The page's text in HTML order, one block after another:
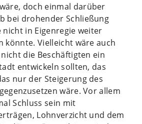
doch einmal darüber
bei drohender Schließung
nicht in Eigenregie weiter
könnte. Vielleicht wäre auch
die Beschäftigten ein
entwickeln sollten, das
nur der Steigerung des
wäre. Vor allem
Schluss sein mit
Lohnverzicht und dem